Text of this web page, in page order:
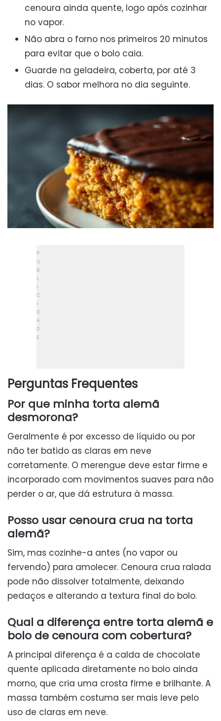
cenoura ainda quente, logo após cozinhar
no vapor.
Não abra o forno nos primeiros 20 minutos
para evitar que o bolo caia.
Guarde na geladeira, coberta, por até 3
dias. O sabor melhora no dia seguinte.
Perguntas Frequentes
Por que minha torta alemã
desmorona?
Geralmente é por excesso de líquido ou por
não ter batido as claras em neve
corretamente. O merengue deve estar firme e
incorporado com movimentos suaves para não
perder o ar, que dá estrutura à massa.
Posso usar cenoura crua na torta
alemã?
Sim, mas cozinhe-a antes (no vapor ou
fervendo) para amolecer. Cenoura crua ralada
pode não dissolver totalmente, deixando
pedaços e alterando a textura final do bolo.
Qual a diferença entre torta alemã e
bolo de cenoura com cobertura?
A principal diferença é a calda de chocolate
quente aplicada diretamente no bolo ainda
morno, que cria uma crosta firme e brilhante. A
massa também costuma ser mais leve pelo
uso de claras em neve.